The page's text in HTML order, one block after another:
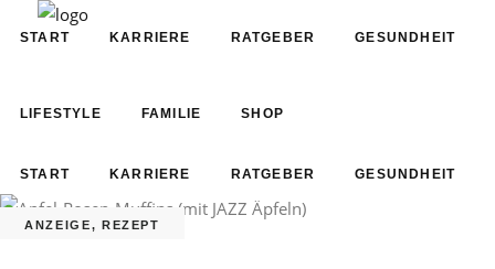
START KARRIERE RATGEBER GESUNDHEIT
START KARRIERE RATGEBER GESUNDHEIT
LIFESTYLE FAMILIE SHOP
ANZEIGE, REZEPT